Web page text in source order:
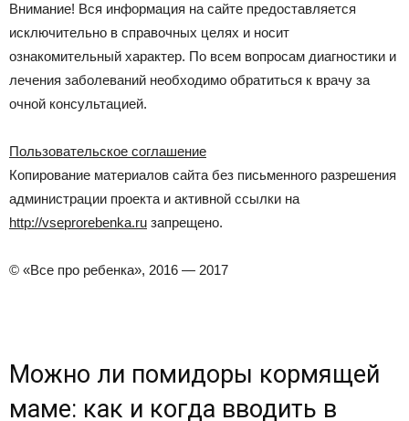
Внимание! Вся информация на сайте предоставляется
исключительно в справочных целях и носит
ознакомительный характер. По всем вопросам диагностики и
лечения заболеваний необходимо обратиться к врачу за
очной консультацией.
Пользовательское соглашение
Копирование материалов сайта без письменного разрешения
администрации проекта и активной ссылки на
http://vseprorebenka.ru запрещено.
© «Все про ребенка», 2016 — 2017
Можно ли помидоры кормящей
маме: как и когда вводить в